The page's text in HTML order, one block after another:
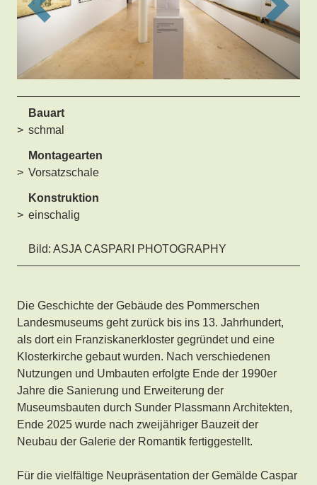
Bauart
schmal
Montagearten
Vorsatzschale
Konstruktion
einschalig
Bild: ASJA CASPARI PHOTOGRAPHY
Die Geschichte der Gebäude des Pommerschen
Landesmuseums geht zurück bis ins 13. Jahrhundert,
als dort ein Franziskanerkloster gegründet und eine
Klosterkirche gebaut wurden. Nach verschiedenen
Nutzungen und Umbauten erfolgte Ende der 1990er
Jahre die Sanierung und Erweiterung der
Museumsbauten durch Sunder Plassmann Architekten,
Ende 2025 wurde nach zweijähriger Bauzeit der
Neubau der Galerie der Romantik fertiggestellt.
Für die vielfältige Neupräsentation der Gemälde Caspar